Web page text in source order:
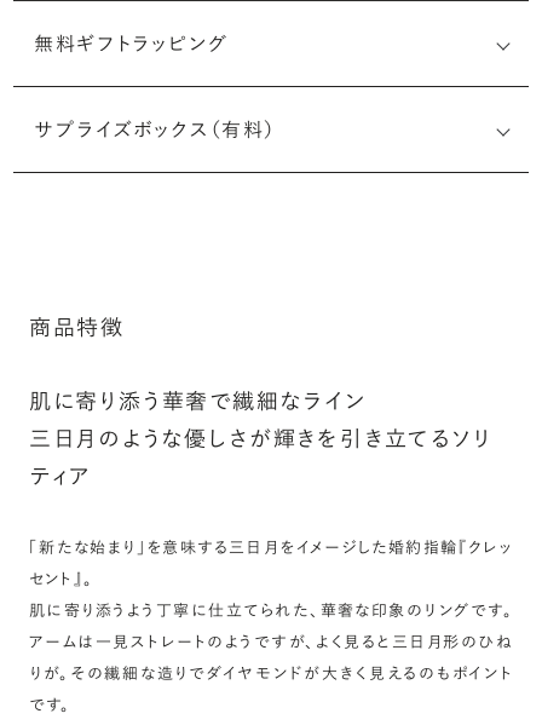
刻印メッセージ：アルファベット6文字まで刻印可能
印することができます。注文前だけでなく購入後の刻印も、
リングに初めて施す初回の刻印は、無料にて承ります（デザ
シークレットストーン：指輪の内側に留める宝石のこ
と
指輪の内側に、誕生石やピンクダイヤモンドなど、お好みの
カート画面で、お好みの宝石をお選びください (有料)。
詳しく見る
無料ギフトラッピング
サプライズボックス（有料）
商品特徴
肌に寄り添う華奢で繊細なライン
三日月のような優しさが輝きを引き立てるソリ
ティア
「新たな始まり」を意味する三日月をイメージした婚約指輪『クレッ
セント』。
肌に寄り添うよう丁寧に仕立てられた、華奢な印象のリングです。
アームは一見ストレートのようですが、よく見ると三日月形のひね
りが。その繊細な造りでダイヤモンドが大きく見えるのもポイント
です。